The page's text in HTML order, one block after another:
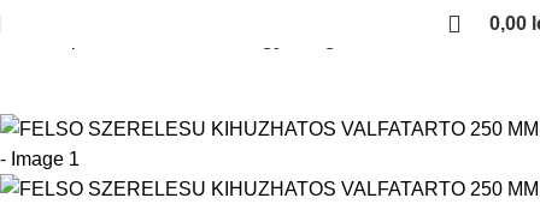
0,00
Egyebb gardrob vasalatok